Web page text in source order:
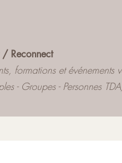
Reconnect
formations et événements
- Groupes - Personnes